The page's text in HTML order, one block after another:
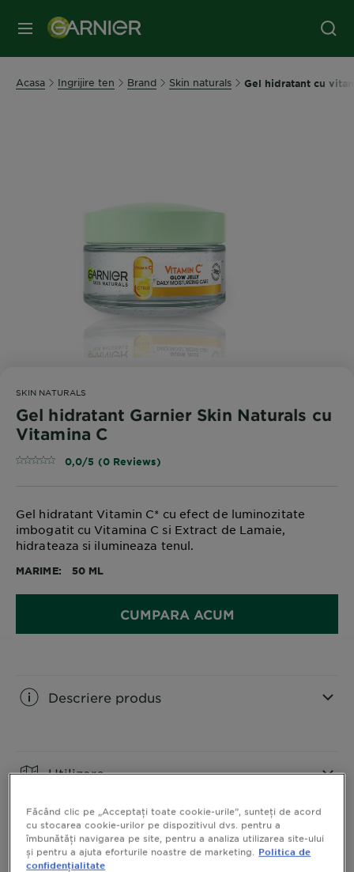
MENIU
Acasa Ingrijire ten Brand Skin naturals Gel hidratant cu
SKIN NATURALS
Gel hidratant Garnier Skin Naturals cu
Vitamina C
0,0/5 (0 Reviews)
Gel hidratant Vitamin C* cu efect de luminozitate
imbogatit cu Vitamina C si Extract de Lamaie,
hidrateaza si ilumineaza tenul.
MARIME 50 ML
CUMPARA ACUM
Descriere produs
Utilizare
CLOSE SUBPANEL
Ingrediente si inovatie
Făcând clic pe „Acceptați toate cookie-urile”, sunteți de acord
cu stocarea cookie-urilor pe dispozitivul dvs. pentru a
îmbunătăți navigarea pe site, pentru a analiza utilizarea site-ului
și pentru a ajuta eforturile noastre de marketing. Politica de
confidențialitate